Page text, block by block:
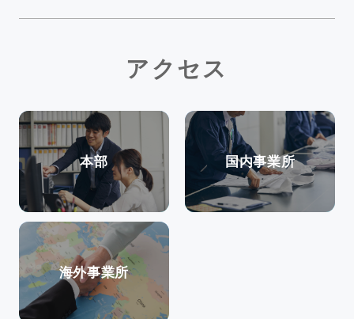
アクセス
本部 国内事業所
海外事業所